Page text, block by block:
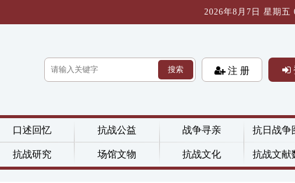
2026年8月7日 星期五
搜索 注 册
口述回忆 抗战公益 战争寻亲 抗日战争
抗战研究 场馆文物 抗战文化 抗战文献